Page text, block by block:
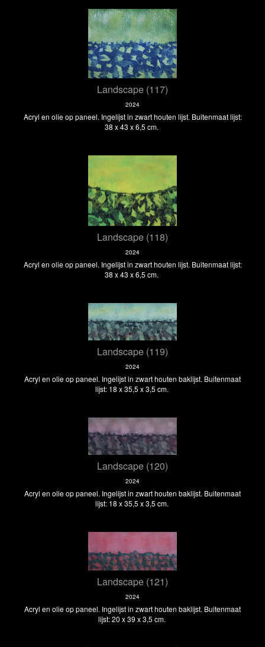
Landscape (117)
2024
Acryl en olie op paneel. Ingelijst in zwart houten lijst. Buitenmaat lijst:
38 x 43 x 6,5 cm.
Landscape (118)
2024
Acryl en olie op paneel. Ingelijst in zwart houten lijst. Buitenmaat lijst:
38 x 43 x 6,5 cm.
Landscape (119)
2024
Acryl en olie op paneel. Ingelijst in zwart houten baklijst. Buitenmaat
lijst: 18 x 35,5 x 3,5 cm.
Landscape (120)
2024
Acryl en olie op paneel. Ingelijst in zwart houten baklijst. Buitenmaat
lijst: 18 x 35,5 x 3,5 cm.
Landscape (121)
2024
Acryl en olie op paneel. Ingelijst in zwart houten baklijst. Buitenmaat
lijst: 20 x 39 x 3,5 cm.